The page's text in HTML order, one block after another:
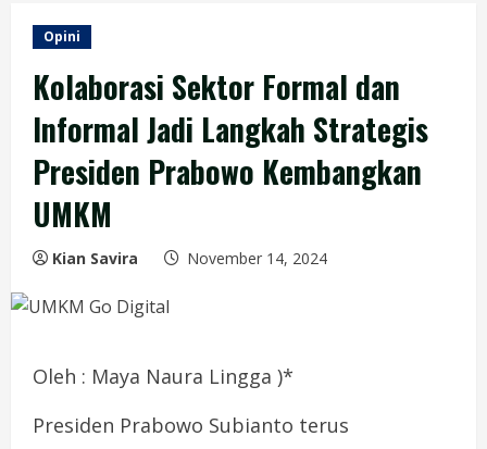
Opini
Kolaborasi Sektor Formal dan
Informal Jadi Langkah Strategis
Presiden Prabowo Kembangkan
UMKM
Kian Savira November 14, 2024
Oleh : Maya Naura Lingga )*
Presiden Prabowo Subianto terus